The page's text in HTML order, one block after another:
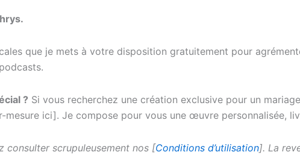
que je mets à votre disposition gratuitement pour
? Si vous recherchez une création exclusive pour un
ici]. Je compose pour vous une œuvre personnalisée,
consulter scrupuleusement nos [Conditions d’utilisation]. La